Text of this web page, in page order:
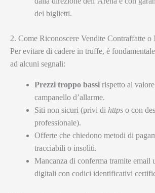
dei biglietti.
2. Come Riconoscere Vendite Contraffatte
Per evitare di cadere in truffe, è
ad alcuni segnali:
Prezzi troppo bassi rispetto al
campanello d’allarme.
Siti non sicuri (privi di https o con
professionale).
Offerte che chiedono metodi di
tracciabili o insoliti.
Mancanza di conferma tramite email
digitali con codici identificativi